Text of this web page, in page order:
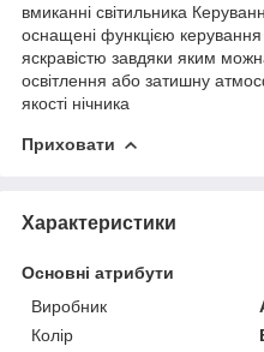
вмиканні світильника
оснащені функцією
яскравістю завдяки яким
освітлення або затишну
якості нічника
Приховати
Характеристики
Основні атрибути
Виробник
Колір